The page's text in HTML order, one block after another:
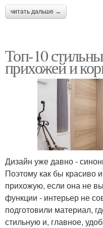
читать дальше →
Топ-10
прихожей и
Дизайн уже давно -
Поэтому как бы красиво
прихожую, если она не
функции - интерьер не
подготовили материал,
стильную и, главное,